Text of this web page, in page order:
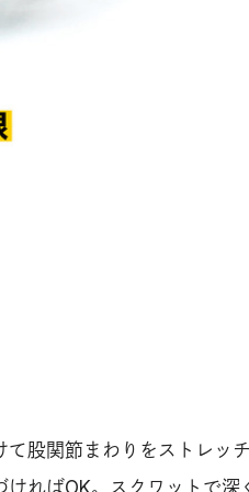
股関節まわりをストレッ
ればOK。スクワットで深